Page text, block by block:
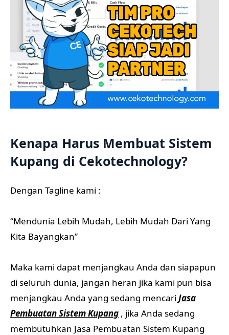
Kenapa Harus Membuat Sistem
Kupang di Cekotechnology?
Dengan Tagline kami :
“Mendunia Lebih Mudah, Lebih Mudah Dari Yang
Kita Bayangkan”
Maka kami dapat menjangkau Anda dan siapapun
di seluruh dunia, jangan heran jika kami pun bisa
menjangkau Anda yang sedang mencari Jasa
Pembuatan Sistem Kupang , jika Anda sedang
membutuhkan Jasa Pembuatan Sistem Kupang